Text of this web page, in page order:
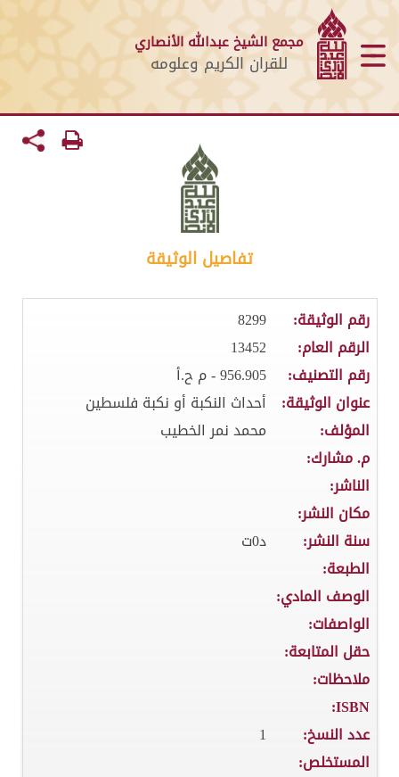
مجمع الشيخ عبدالله الأنصاري
للقران الكريم وعلومه
تفاصيل الوثيقة
رقم الوثيقة:
8299
الرقم العام:
13452
رقم التصنيف:
956.905 - م ح.أ
عنوان الوثيقة:
أحداث النكبة أو نكبة فلسطين
المؤلف:
محمد نمر الخطيب
م. مشارك:
الناشر:
مكان النشر:
سنة النشر:
د0ت
الطبعة:
الوصف المادي:
الواصفات:
حقل المتابعة:
ملاحظات:
ISBN:
عدد النسخ:
1
المستخلص: